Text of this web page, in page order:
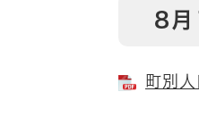
8月
町別人